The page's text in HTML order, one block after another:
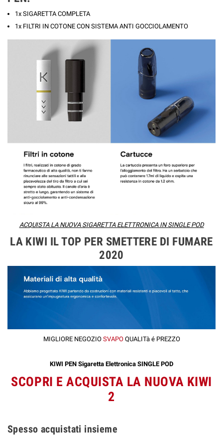
1x SIGARETTA COMPLETA
1x FILTRI IN COTONE CON SISTEMA ANTI GOCCIOLAMENTO
ACQUISTA LA NUOVA SIGARETTA ELETTRONICA IN SINGLE POD
LA KIWI IL TOP PER SMETTERE DI FUMARE
2020
MIGLIORE NEGOZIO SVAPO QUALITà é PREZZO
KIWI PEN Sigaretta Elettronica SINGLE POD
SCOPRI E ACQUISTA LA NUOVA KIWI
2
Spesso acquistati insieme